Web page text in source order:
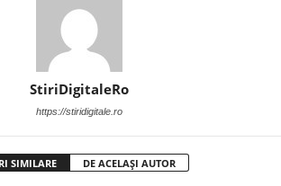
StiriDigitaleRo
https://stiridigitale.ro
SIMILARE DE ACELAȘI AUTOR